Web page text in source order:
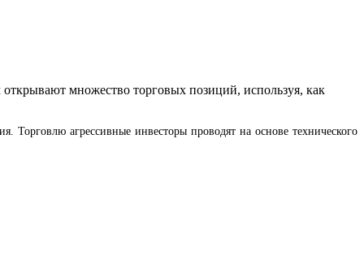
множество торговых позиций, используя, как
Торговлю агрессивные инвесторы проводят на основе технического